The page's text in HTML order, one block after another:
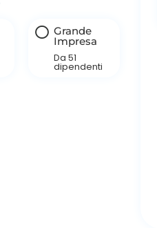
Grande
Impresa
Da 51
dipendenti